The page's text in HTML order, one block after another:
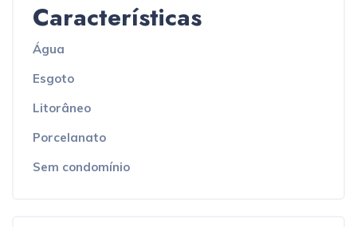
Características
Água
Esgoto
Litorâneo
Porcelanato
Sem condomínio